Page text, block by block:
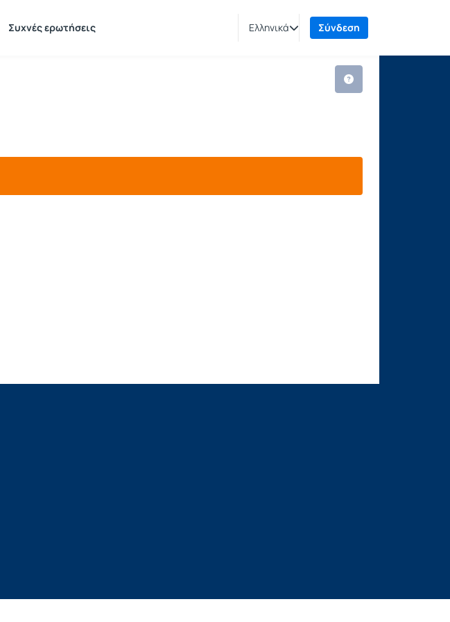
Συχνές ερωτήσεις Ελληνικά Σύνδεση